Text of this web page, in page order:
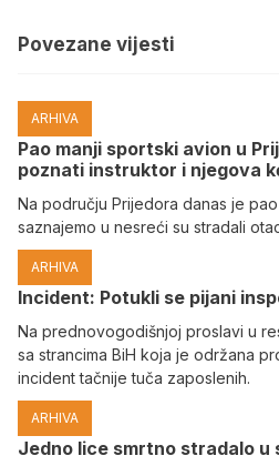
Povezane vijesti
ARHIVA
Pao manji sportski avion u
poznati instruktor i njegova
Na području Prijedora danas je
saznajemo u nesreći su stradali
ARHIVA
Incident: Potukli se pijani
Na prednovogodišnjoj proslavi u
sa strancima BiH koja je održana
incident tačnije tuča zaposlenih.
ARHIVA
Јedno lice smrtno stradalo u